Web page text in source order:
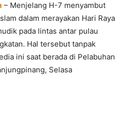
– Menjelang H-7 menyambut
dalam merayakan Hari Raya
pada lintas antar pulau
Hal tersebut tanpak
ini saat berada di Pelabuhan
Selasa